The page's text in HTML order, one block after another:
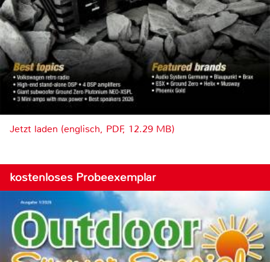
Jetzt laden (englisch, PDF, 12.29 MB)
kostenloses Probeexemplar